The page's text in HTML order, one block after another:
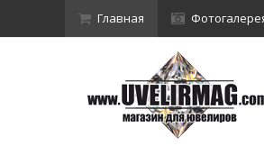
Главная